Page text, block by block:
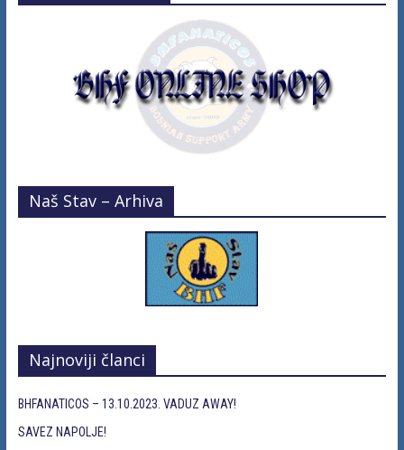
Naš Stav – Arhiva
Najnoviji članci
BHFANATICOS – 13.10.2023. VADUZ AWAY!
SAVEZ NAPOLJE!